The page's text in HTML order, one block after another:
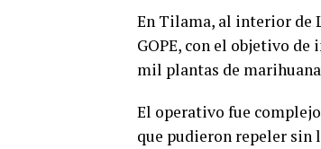
En Tilama, al interior de
GOPE, con el objetivo
mil plantas de
El operativo fue
que pudieron repeler sin